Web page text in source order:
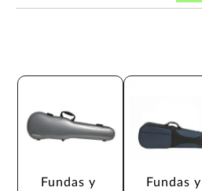
Fundas y
Fundas y